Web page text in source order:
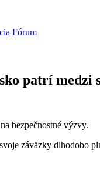
Fórum
patrí
bezpečnostné výzvy.
záväzky dlhodobo